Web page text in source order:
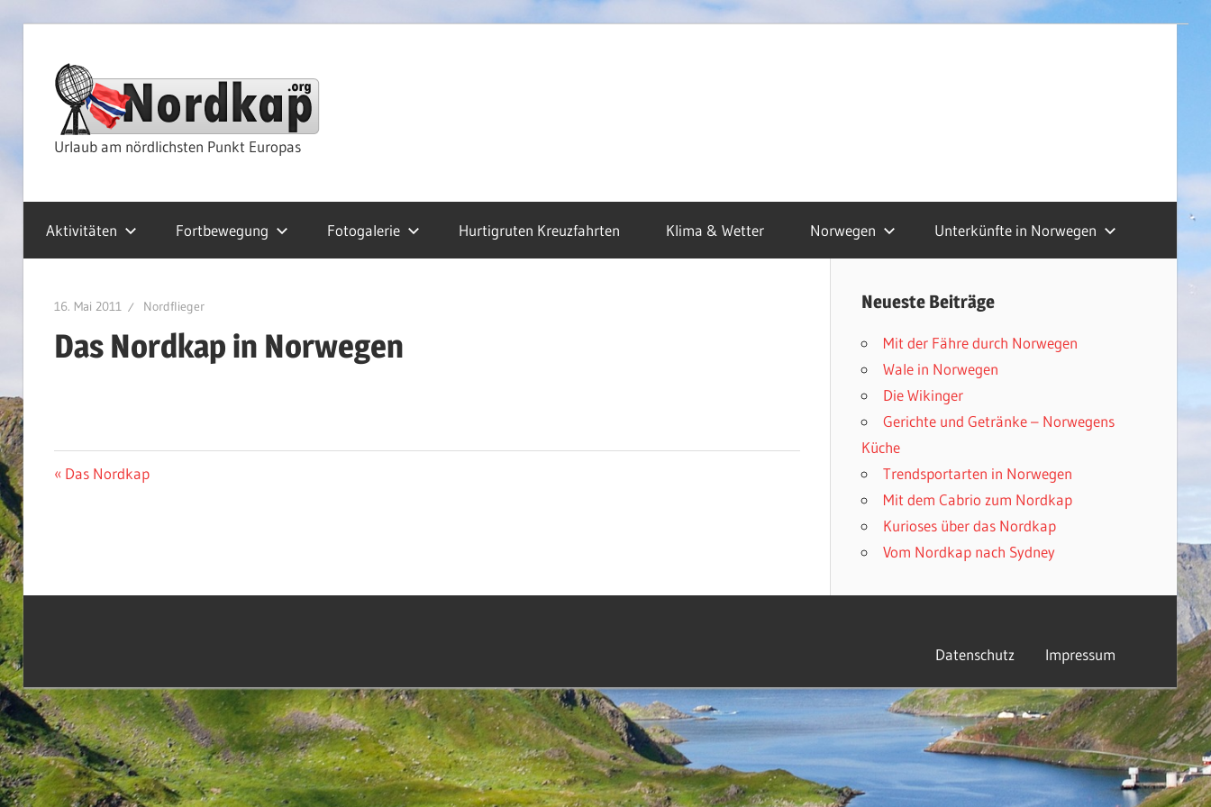
springen
&
Urlaub am nördlichsten Punkt Europas
Aktivitäten Fortbewegung Fotogalerie Hurtigruten Kreuzfahrten Klima & Wetter Norwegen Unterkünfte in Norwegen
16. Mai 2011 Nordflieger
Das Nordkap in Norwegen
Beitragsnavigation
Vorheriger
Das Nordkap
Neueste Beiträge
Mit der Fähre durch Norwegen
Wale in Norwegen
Die Wikinger
Gerichte und Getränke – Norwegens
Küche
Trendsportarten in Norwegen
Mit dem Cabrio zum Nordkap
Kurioses über das Nordkap
Vom Nordkap nach Sydney
Datenschutz Impressum